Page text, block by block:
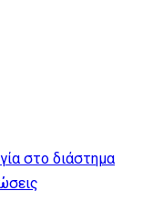
στο διάστημα